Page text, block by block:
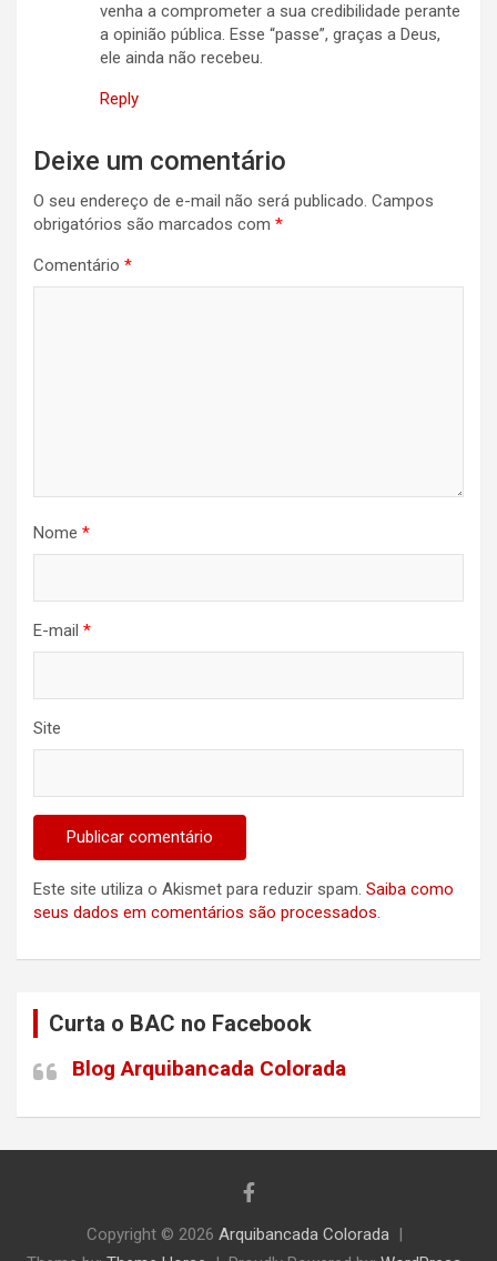
venha a comprometer a sua credibilidade perante
a opinião pública. Esse “passe”, graças a Deus,
ele ainda não recebeu.
Reply
Deixe um comentário
O seu endereço de e-mail não será publicado. Campos
obrigatórios são marcados com *
Comentário *
Nome *
E-mail *
Site
Este site utiliza o Akismet para reduzir spam. Saiba como
seus dados em comentários são processados.
Curta o BAC no Facebook
Blog Arquibancada Colorada
Copyright © 2026 Arquibancada Colorada